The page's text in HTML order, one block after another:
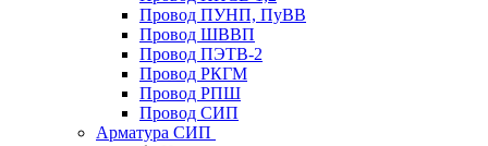
Провод ПУНП, ПуВВ
Провод ШВВП
Провод ПЭТВ-2
Провод РКГМ
Провод РПШ
Провод СИП
Арматура СИП